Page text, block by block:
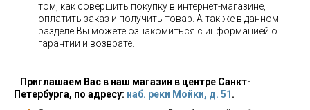
том, как совершить покупку в интернет-магазине,
оплатить заказ и получить товар. А так же в данном
разделе Вы можете ознакомиться с информацией о
гарантии и возврате.
Приглашаем Вас в наш магазин в центре Санкт-
Петербурга, по адресу: наб. реки Мойки, д. 51 .